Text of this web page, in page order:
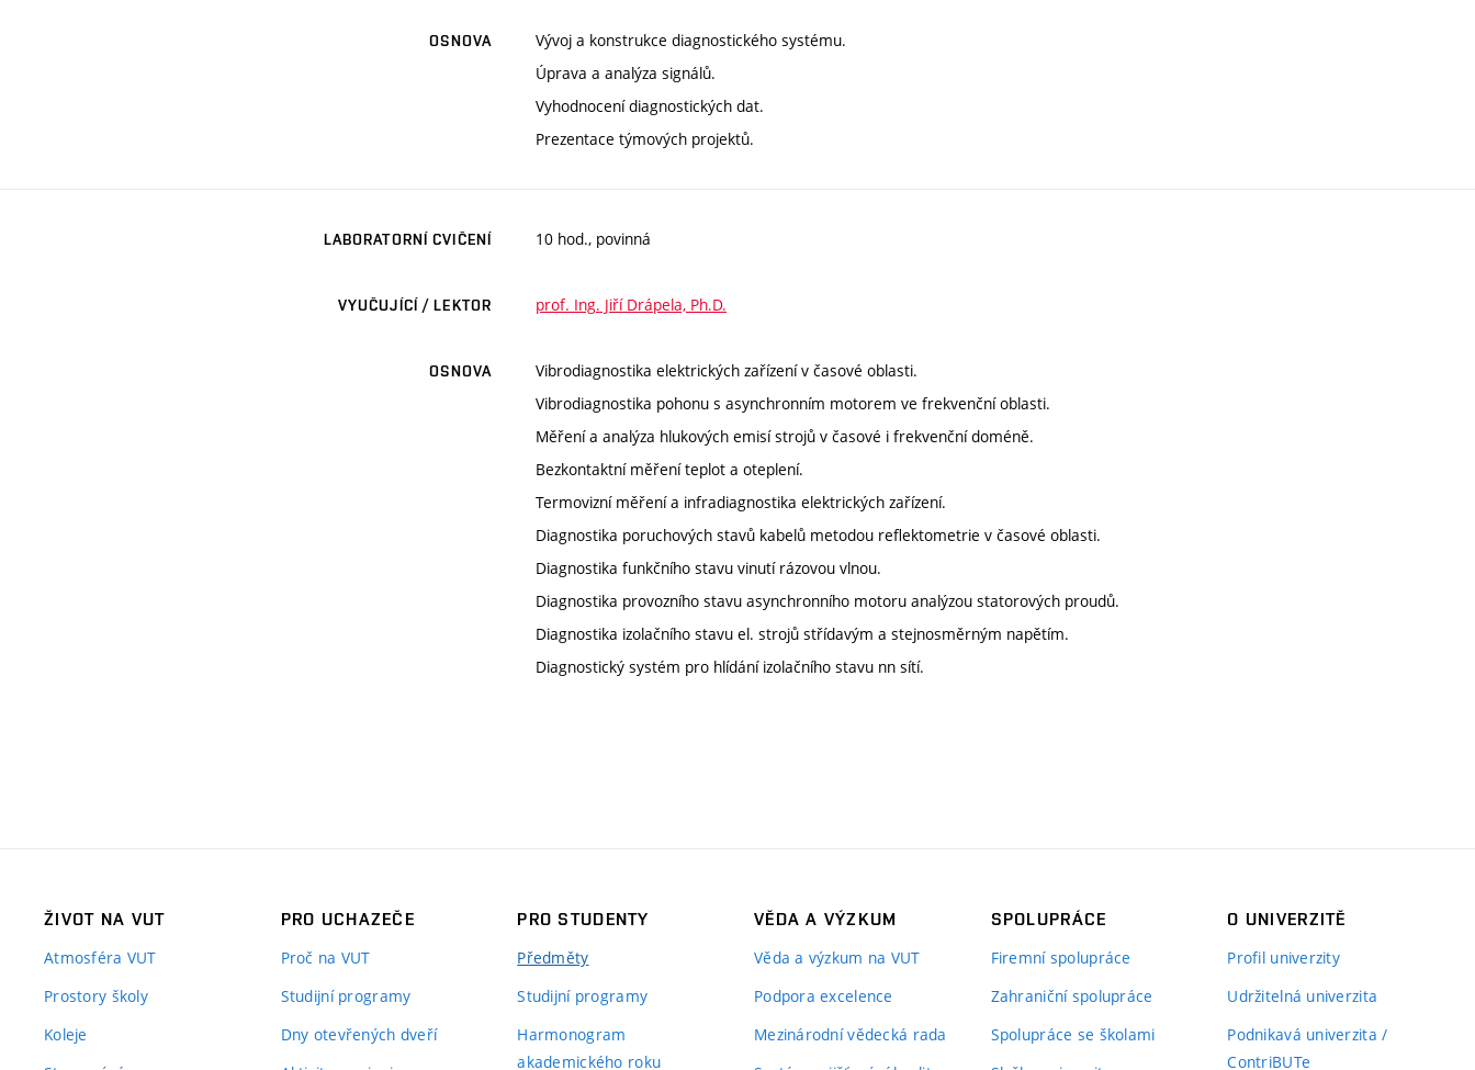
OSNOVA
Vývoj a konstrukce diagnostického systému.
Úprava a analýza signálů.
Vyhodnocení diagnostických dat.
Prezentace týmových projektů.
LABORATORNÍ CVIČENÍ 10 hod., povinná
VYUČUJÍCÍ / LEKTOR prof. Ing. Jiří Drápela, Ph.D.
OSNOVA
Vibrodiagnostika elektrických zařízení v časové oblasti.
Vibrodiagnostika pohonu s asynchronním motorem ve frekvenční oblasti.
Měření a analýza hlukových emisí strojů v časové i frekvenční doméně.
Bezkontaktní měření teplot a oteplení.
Termovizní měření a infradiagnostika elektrických zařízení.
Diagnostika poruchových stavů kabelů metodou reflektometrie v časové oblasti.
Diagnostika funkčního stavu vinutí rázovou vlnou.
Diagnostika provozního stavu asynchronního motoru analýzou statorových proudů.
Diagnostika izolačního stavu el. strojů střídavým a stejnosměrným napětím.
Diagnostický systém pro hlídání izolačního stavu nn sítí.
ŽIVOT NA VUT
Atmosféra VUT
Prostory školy
Koleje
PRO UCHAZEČE
Proč na VUT
Studijní programy
Dny otevřených dveří
PRO STUDENTY
Předměty
Studijní programy
Harmonogram
akademického roku
VĚDA A VÝZKUM
Věda a výzkum na VUT
Podpora excelence
Mezinárodní vědecká rada
SPOLUPRÁCE
Firemní spolupráce
Zahraniční spolupráce
Spolupráce se školami
O UNIVERZITĚ
Profil univerzity
Udržitelná univerzita
Podnikavá univerzita /
ContriBUTe